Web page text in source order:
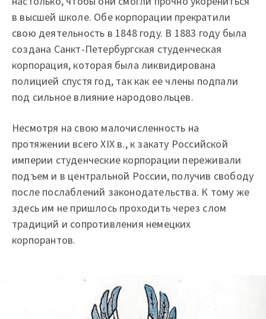
в высшей школе. Обе корпорации прекратили
свою деятельность в 1848 году. В 1883 году была
создана Санкт-Петербургская студенческая
корпорация, которая была ликвидирована
полицией спустя год, так как ее члены подпали
под сильное влияние народовольцев.
Несмотря на свою малочисленность на
протяжении всего XIX в., к закату Российской
империи студенческие корпорации переживали
подъем и в центральной России, получив свободу
после послаблений законодательства. К тому же
здесь им не пришлось проходить через слом
традиций и сопротивления немецких
корпорантов.